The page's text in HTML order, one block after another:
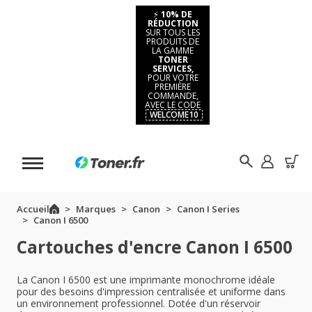
⚡ 10% DE
RÉDUCTION
SUR TOUS LES
PRODUITS DE
LA GAMME
TONER
SERVICES,
POUR VOTRE
PREMIÈRE
COMMANDE,
AVEC LE CODE
WELCOME10
Accueil Marques Canon
Canon I Series
Canon I 6500
Cartouches d'encre Canon I 6500
La Canon I 6500 est une imprimante monochrome idéale
pour des besoins d'impression centralisée et uniforme dans
un environnement professionnel. Dotée d'un réservoir